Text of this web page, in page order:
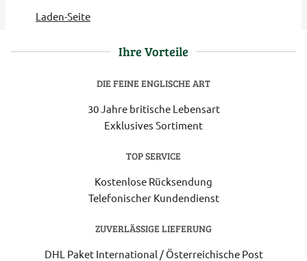
Laden-Seite
Ihre Vorteile
DIE FEINE ENGLISCHE ART
30 Jahre britische Lebensart
Exklusives Sortiment
TOP SERVICE
Kostenlose Rücksendung
Telefonischer Kundendienst
ZUVERLÄSSIGE LIEFERUNG
DHL Paket International / Österreichische Post